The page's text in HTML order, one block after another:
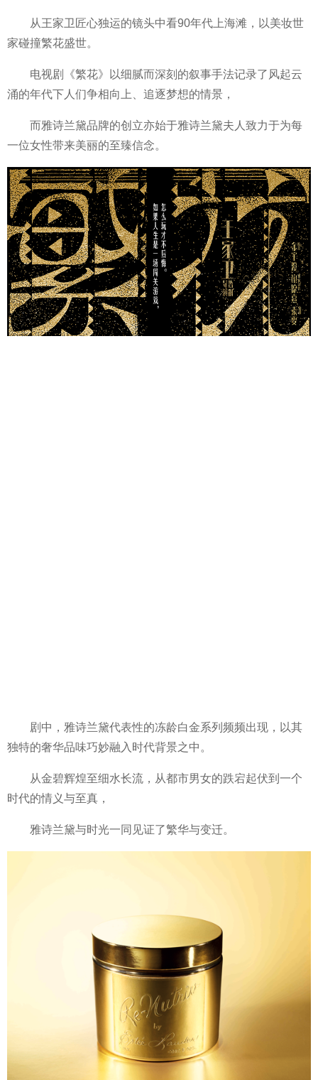
从王家卫匠心独运的镜头中看90年代上海滩，以美妆世
家碰撞繁花盛世。
电视剧《繁花》以细腻而深刻的叙事手法记录了风起云
涌的年代下人们争相向上、追逐梦想的情景，
而雅诗兰黛品牌的创立亦始于雅诗兰黛夫人致力于为每
一位女性带来美丽的至臻信念。
剧中，雅诗兰黛代表性的冻龄白金系列频频出现，以其
独特的奢华品味巧妙融入时代背景之中。
从金碧辉煌至细水长流，从都市男女的跌宕起伏到一个
时代的情义与至真，
雅诗兰黛与时光一同见证了繁华与变迁。